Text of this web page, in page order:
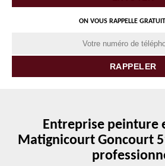
ON VOUS RAPPELLE
Entreprise peinture
Matignicourt Goncourt